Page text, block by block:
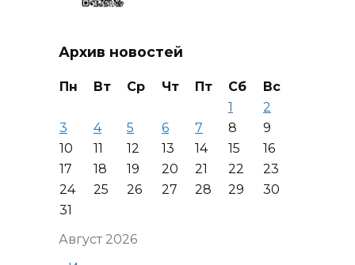
Архив новостей
Август 2026
Пн Вт Ср Чт Пт Сб
Вс
1
2
3
4 5 6 7 8
9
10
11 12 13 14 15
16
17
18 19 20 21 22
23
24
25 26 27 28 29
30
31